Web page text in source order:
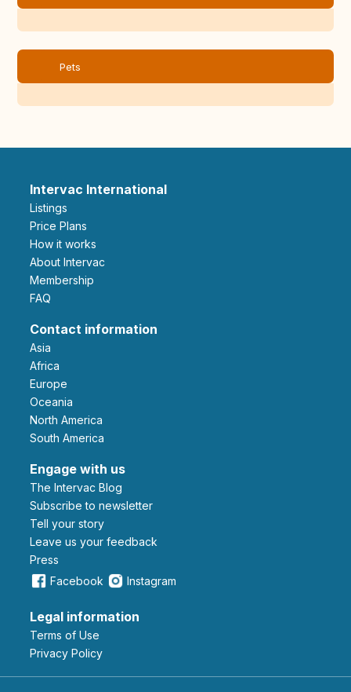
Pets
Intervac International
Listings
Price Plans
How it works
About Intervac
Membership
FAQ
Contact information
Asia
Africa
Europe
Oceania
North America
South America
Engage with us
The Intervac Blog
Subscribe to newsletter
Tell your story
leave us your feedback
Press
Facebook
Instagram
Legal information
Terms of Use
Privacy Policy